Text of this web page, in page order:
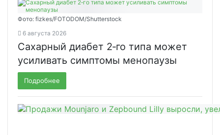
Фото: fizkes/FOTODOM/Shutterstock
6 августа 2026
Сахарный диабет 2‑го типа может
усиливать симптомы менопаузы
Подробнее